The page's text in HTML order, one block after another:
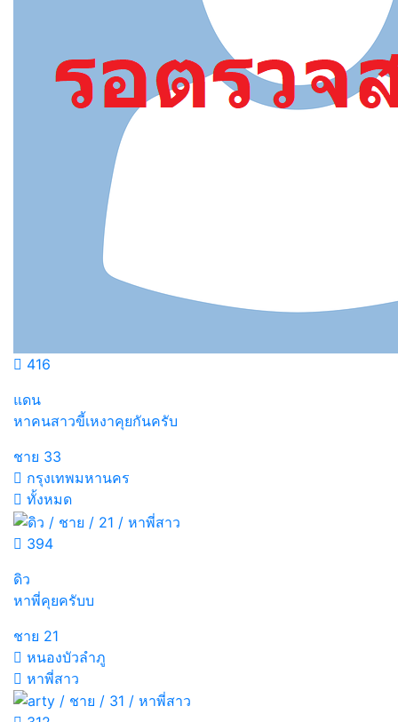
416
แดน
หาคนสาวขี้เหงาคุยกันครับ
ชาย 33
กรุงเทพมหานคร
ทั้งหมด
394
ดิว
หาพี่คุยครับบ
ชาย 21
หนองบัวลำภู
หาพี่สาว